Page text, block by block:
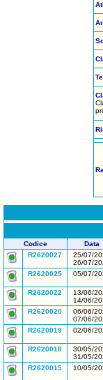
Codice Data
R2620027
25/07/
26/07/
R2620025
05/07/
R2620022
13/06/
14/06/
R2620020
06/06/
07/06/
R2620019
02/06/
R2620018
30/05/
31/05/
R2620015
10/05/